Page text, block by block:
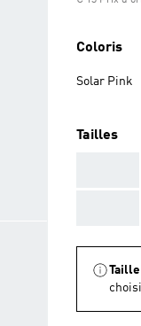
Coloris
Solar Pink
Tailles